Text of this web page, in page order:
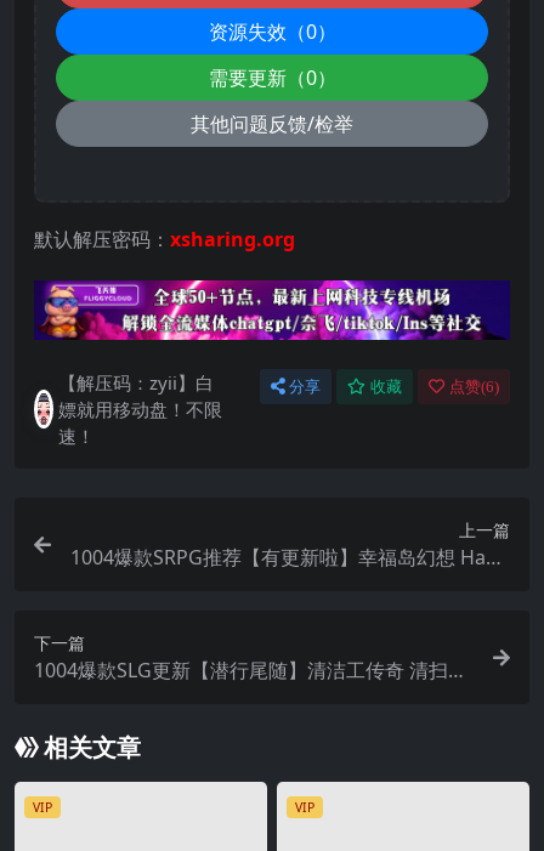
资源失效（0）
需要更新（0）
其他问题反馈/检举
默认解压密码： xsharing.org
【解压码：zyii】白
嫖就用移动盘！不限
速！
分享 收藏 点赞(6)
上一篇
1004爆款SRPG推荐【有更新啦】幸福岛幻想 Happ
下一篇
1004爆款SLG更新【潜行尾随】清洁工传奇 清扫员
文】
相关文章
VIP VIP